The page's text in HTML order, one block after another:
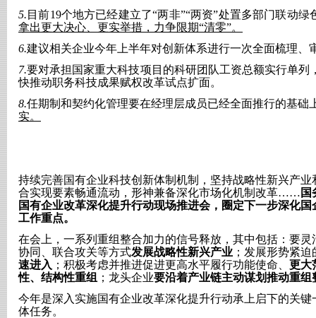
5. 目前19个地方已经建立了“两非”“两资”处置多部门联动绿
拿出更大决心、更实举措，力争限期“清零”。
6.建议相关企业今年上半年对创新体系进行一次全面梳理、
7.要对承担国家重大科技项目的科研团队工资总额实行单
快推动职务科技成果赋权改革试点扩面。
8.任期制和契约化管理要在经理层成员已经全面推行的基础
实。
持续完善国有企业科技创新体制机制，坚持战略性新兴产业
合实现要素畅通流动，形神兼备深化市场化机制改革…… 国
国有企业改革深化提升行动现场推进会，圈定下一步深化
工作重点。
在会上，一系列重组整合加力的信号释放，其中包括：要
协同、联合攻关等方式发展战略性新兴产业 ；发展形势紧迫
速进入 ；积极考虑并推进促进更高水平履行功能使命、 更大
性、结构性重组 ；龙头企业要沿着产业链主动谋划推动重组
今年是深入实施国有企业改革深化提升行动承上启下的关
体任务。